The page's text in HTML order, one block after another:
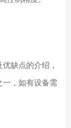
缺点的介绍，
一，如有设备需